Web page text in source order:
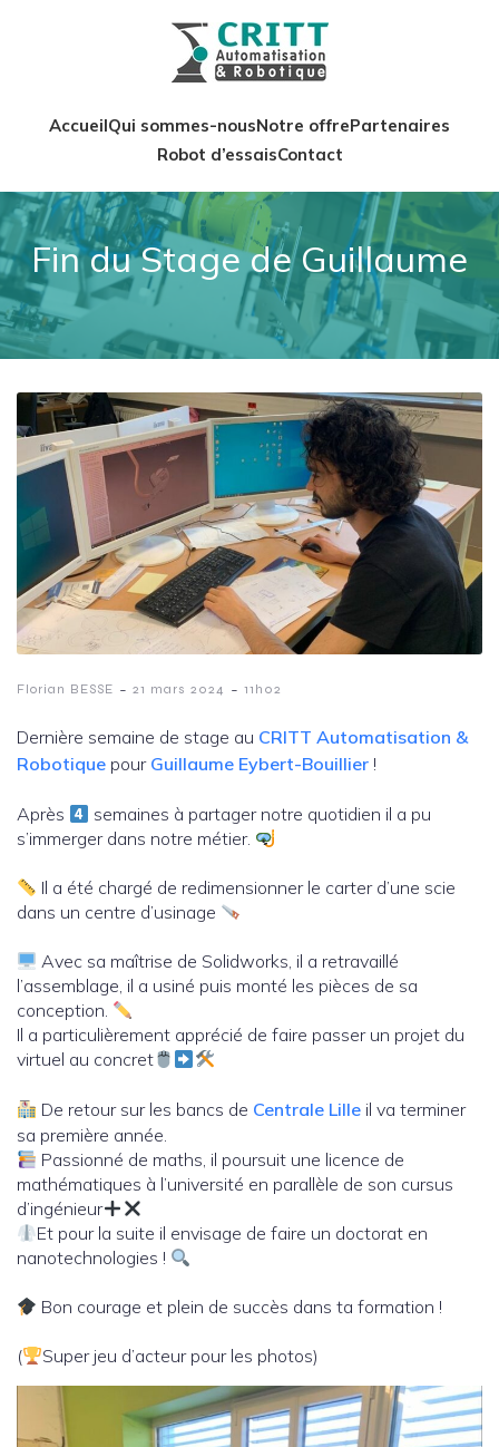
AccueilQui sommes-nousNotre offrePartenaires
Robot d’essaisContact
Fin du Stage de Guillaume
Florian BESSE - 21 mars 2024 - 11h02
Dernière semaine de stage au CRITT Automatisation &
Robotique pour Guillaume Eybert-Bouillier !
Après
semaines à partager notre quotidien il a pu
s’immerger dans notre métier.
Il a été chargé de redimensionner le carter d’une scie
dans un centre d’usinage
Avec sa maîtrise de Solidworks, il a retravaillé
l’assemblage, il a usiné puis monté les pièces de sa
conception.
Il a particulièrement apprécié de faire passer un projet du
virtuel au concret
De retour sur les bancs de Centrale Lille il va terminer
sa première année.
Passionné de maths, il poursuit une licence de
mathématiques à l’université en parallèle de son cursus
d’ingénieur
Et pour la suite il envisage de faire un doctorat en
nanotechnologies !
Bon courage et plein de succès dans ta formation !
( Super jeu d’acteur pour les photos)